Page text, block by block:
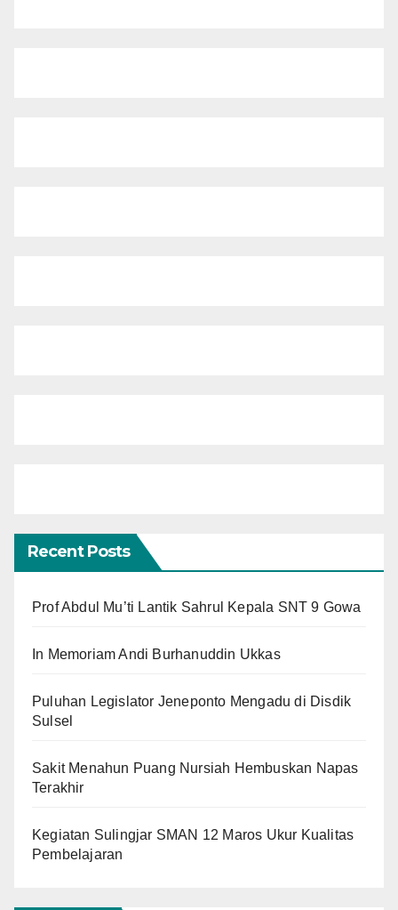
Recent Posts
Prof Abdul Mu’ti Lantik Sahrul Kepala SNT 9 Gowa
In Memoriam Andi Burhanuddin Ukkas
Puluhan Legislator Jeneponto Mengadu di Disdik
Sulsel
Sakit Menahun Puang Nursiah Hembuskan Napas
Terakhir
Kegiatan Sulingjar SMAN 12 Maros Ukur Kualitas
Pembelajaran